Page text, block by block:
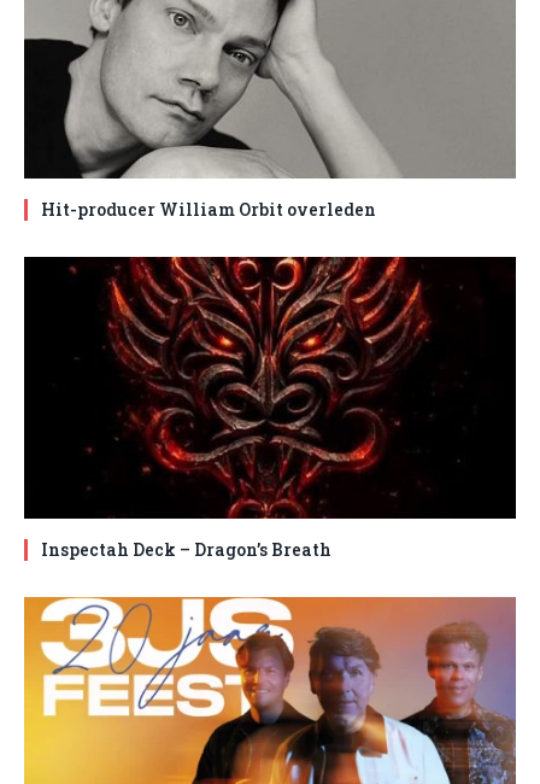
Hit-producer William Orbit overleden
Inspectah Deck – Dragon’s Breath